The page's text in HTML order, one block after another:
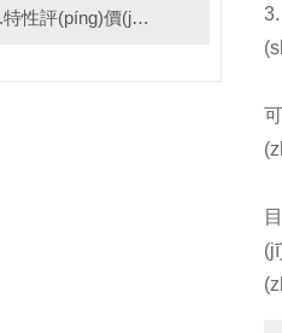
絕緣裂化.特性評(píng)價(jià)系統(tǒng)